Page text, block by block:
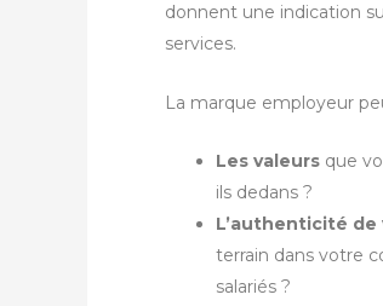
donnent une indication
services.
La marque employeur
Les valeurs que
ils dedans ?
L’authenticité de
terrain dans votre
salariés ?